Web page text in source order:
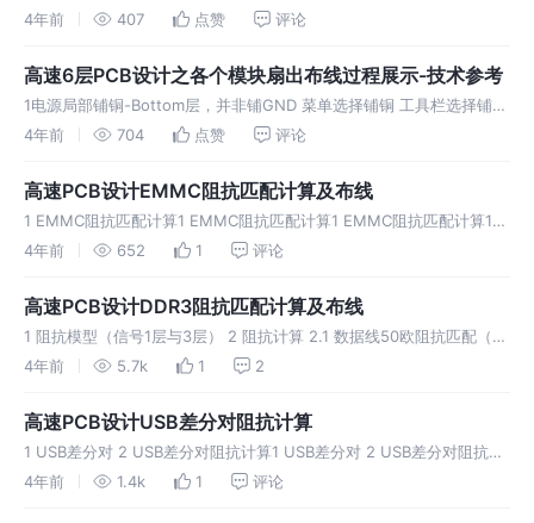
（不知道为何出现红色警告）1 第一次实现SDRAM等长布线
4年前 407 点赞 评论
高速6层PCB设计之各个模块扇出布线过程展示-技术参考
1电源局部铺铜-Bottom层，并非铺GND 菜单选择铺铜 工具栏选择铺铜
电源扇孔1电源局部铺铜-Bottom层，并非铺GND 菜单选择铺铜 工具栏
4年前 704 点赞 评论
高速PCB设计EMMC阻抗匹配计算及布线
1 EMMC阻抗匹配计算1 EMMC阻抗匹配计算1 EMMC阻抗匹配计算1
EMMC阻抗匹配计算1 EMMC阻抗匹配计算1 EMMC阻抗匹配计算1
4年前 652 1 评论
高速PCB设计DDR3阻抗匹配计算及布线
1 阻抗模型（信号1层与3层） 2 阻抗计算 2.1 数据线50欧阻抗匹配（线
宽5mil） 2.2 地址线差分100欧阻抗匹配（间距8mil） 3 布线(xSignal)
4年前 5.7k 1 2
高速PCB设计USB差分对阻抗计算
1 USB差分对 2 USB差分对阻抗计算1 USB差分对 2 USB差分对阻抗计
算1 USB差分对 2 USB差分对阻抗计算1 USB差分对 2 USB差分对阻抗
4年前 1.4k 1 评论